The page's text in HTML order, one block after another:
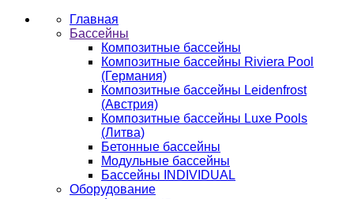
Главная
Бассейны
Композитные бассейны
Композитные бассейны Riviera Pool
(Германия)
Композитные бассейны Leidenfrost
(Австрия)
Композитные бассейны Luxe Pools
(Литва)
Бетонные бассейны
Модульные бассейны
Бассейны INDIVIDUAL
Оборудование